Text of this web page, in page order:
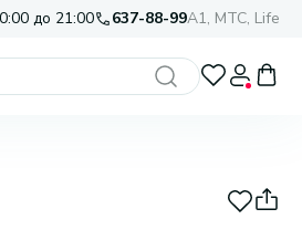
до 21:00 637-88-99A1, МТС, Life